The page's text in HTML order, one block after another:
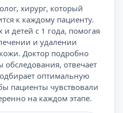
хирург, который
к каждому пациенту.
детей с 1 года, помогая
и удалении
Доктор подробно
обследования, отвечает
оптимальную
пациенты чувствовали
на каждом этапе.